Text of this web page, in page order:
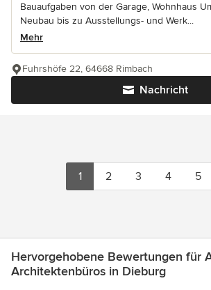
Bauaufgaben von der Garage, Wohnhaus
Neubau bis zu Ausstellungs- und Werk...
Mehr
Nachricht
Fuhrshöfe 22, 64668 Rimbach
1 2 3 4 5
Hervorgehobene Bewertungen für
Architektenbüros in Dieburg